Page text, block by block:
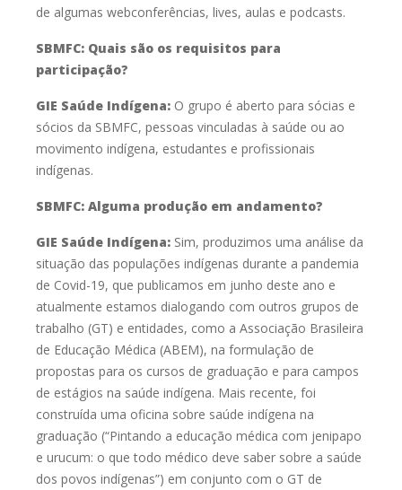
de algumas webconferências, lives, aulas e podcasts.
SBMFC: Quais são os requisitos para
participação?
GIE Saúde Indígena: O grupo é aberto para sócias e
sócios da SBMFC, pessoas vinculadas à saúde ou ao
movimento indígena, estudantes e profissionais
indígenas.
SBMFC: Alguma produção em andamento?
GIE Saúde Indígena: Sim, produzimos uma análise da
situação das populações indígenas durante a pandemia
de Covid-19, que publicamos em junho deste ano e
atualmente estamos dialogando com outros grupos de
trabalho (GT) e entidades, como a Associação Brasileira
de Educação Médica (ABEM), na formulação de
propostas para os cursos de graduação e para campos
de estágios na saúde indígena. Mais recente, foi
construída uma oficina sobre saúde indígena na
graduação (“Pintando a educação médica com jenipapo
e urucum: o que todo médico deve saber sobre a saúde
dos povos indígenas”) em conjunto com o GT de